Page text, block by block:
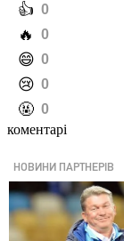
️👍 0
️🔥 0
️😄 0
️😢 0
️🤬 0
коментарі